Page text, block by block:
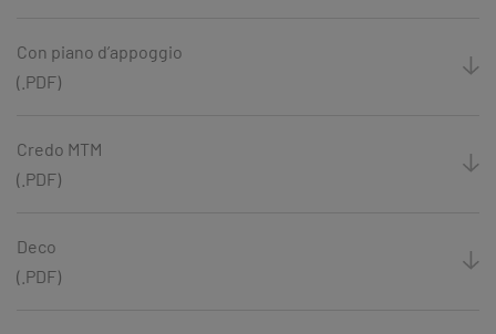
Con piano d’appoggio
(.PDF)
Credo MTM
(.PDF)
Deco
(.PDF)